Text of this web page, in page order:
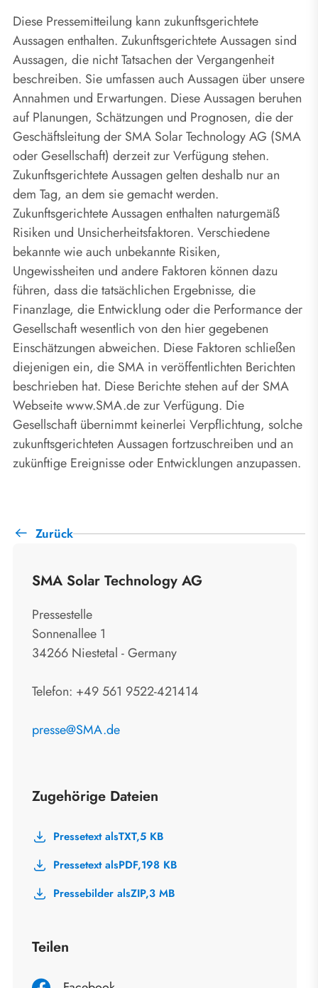
Diese Pressemitteilung kann zukunftsgerichtete
Aussagen enthalten. Zukunftsgerichtete Aussagen sind
Aussagen, die nicht Tatsachen der Vergangenheit
beschreiben. Sie umfassen auch Aussagen über unsere
Annahmen und Erwartungen. Diese Aussagen beruhen
auf Planungen, Schätzungen und Prognosen, die der
Geschäftsleitung der SMA Solar Technology AG (SMA
oder Gesellschaft) derzeit zur Verfügung stehen.
Zukunftsgerichtete Aussagen gelten deshalb nur an
dem Tag, an dem sie gemacht werden.
Zukunftsgerichtete Aussagen enthalten naturgemäß
Risiken und Unsicherheitsfaktoren. Verschiedene
bekannte wie auch unbekannte Risiken,
Ungewissheiten und andere Faktoren können dazu
führen, dass die tatsächlichen Ergebnisse, die
Finanzlage, die Entwicklung oder die Performance der
Gesellschaft wesentlich von den hier gegebenen
Einschätzungen abweichen. Diese Faktoren schließen
diejenigen ein, die SMA in veröffentlichten Berichten
beschrieben hat. Diese Berichte stehen auf der SMA
Webseite www.SMA.de zur Verfügung. Die
Gesellschaft übernimmt keinerlei Verpflichtung, solche
zukunftsgerichteten Aussagen fortzuschreiben und an
zukünftige Ereignisse oder Entwicklungen anzupassen.
Zurück
SMA Solar Technology AG
Pressestelle
Sonnenallee 1
34266 Niestetal - Germany
Telefon: +49 561 9522-421414
presse@SMA.de
Zugehörige Dateien
Pressetext alsTXT,5 KB
Pressetext alsPDF,198 KB
Pressebilder alsZIP,3 MB
Teilen